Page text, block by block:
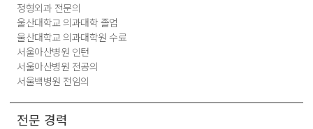
정형외과 전문의
울산대학교 의과대학 졸업
울산대학교 의과대학원 수료
서울아산병원 인턴
서울아산병원 전공의
서울백병원 전임의
전문 경력